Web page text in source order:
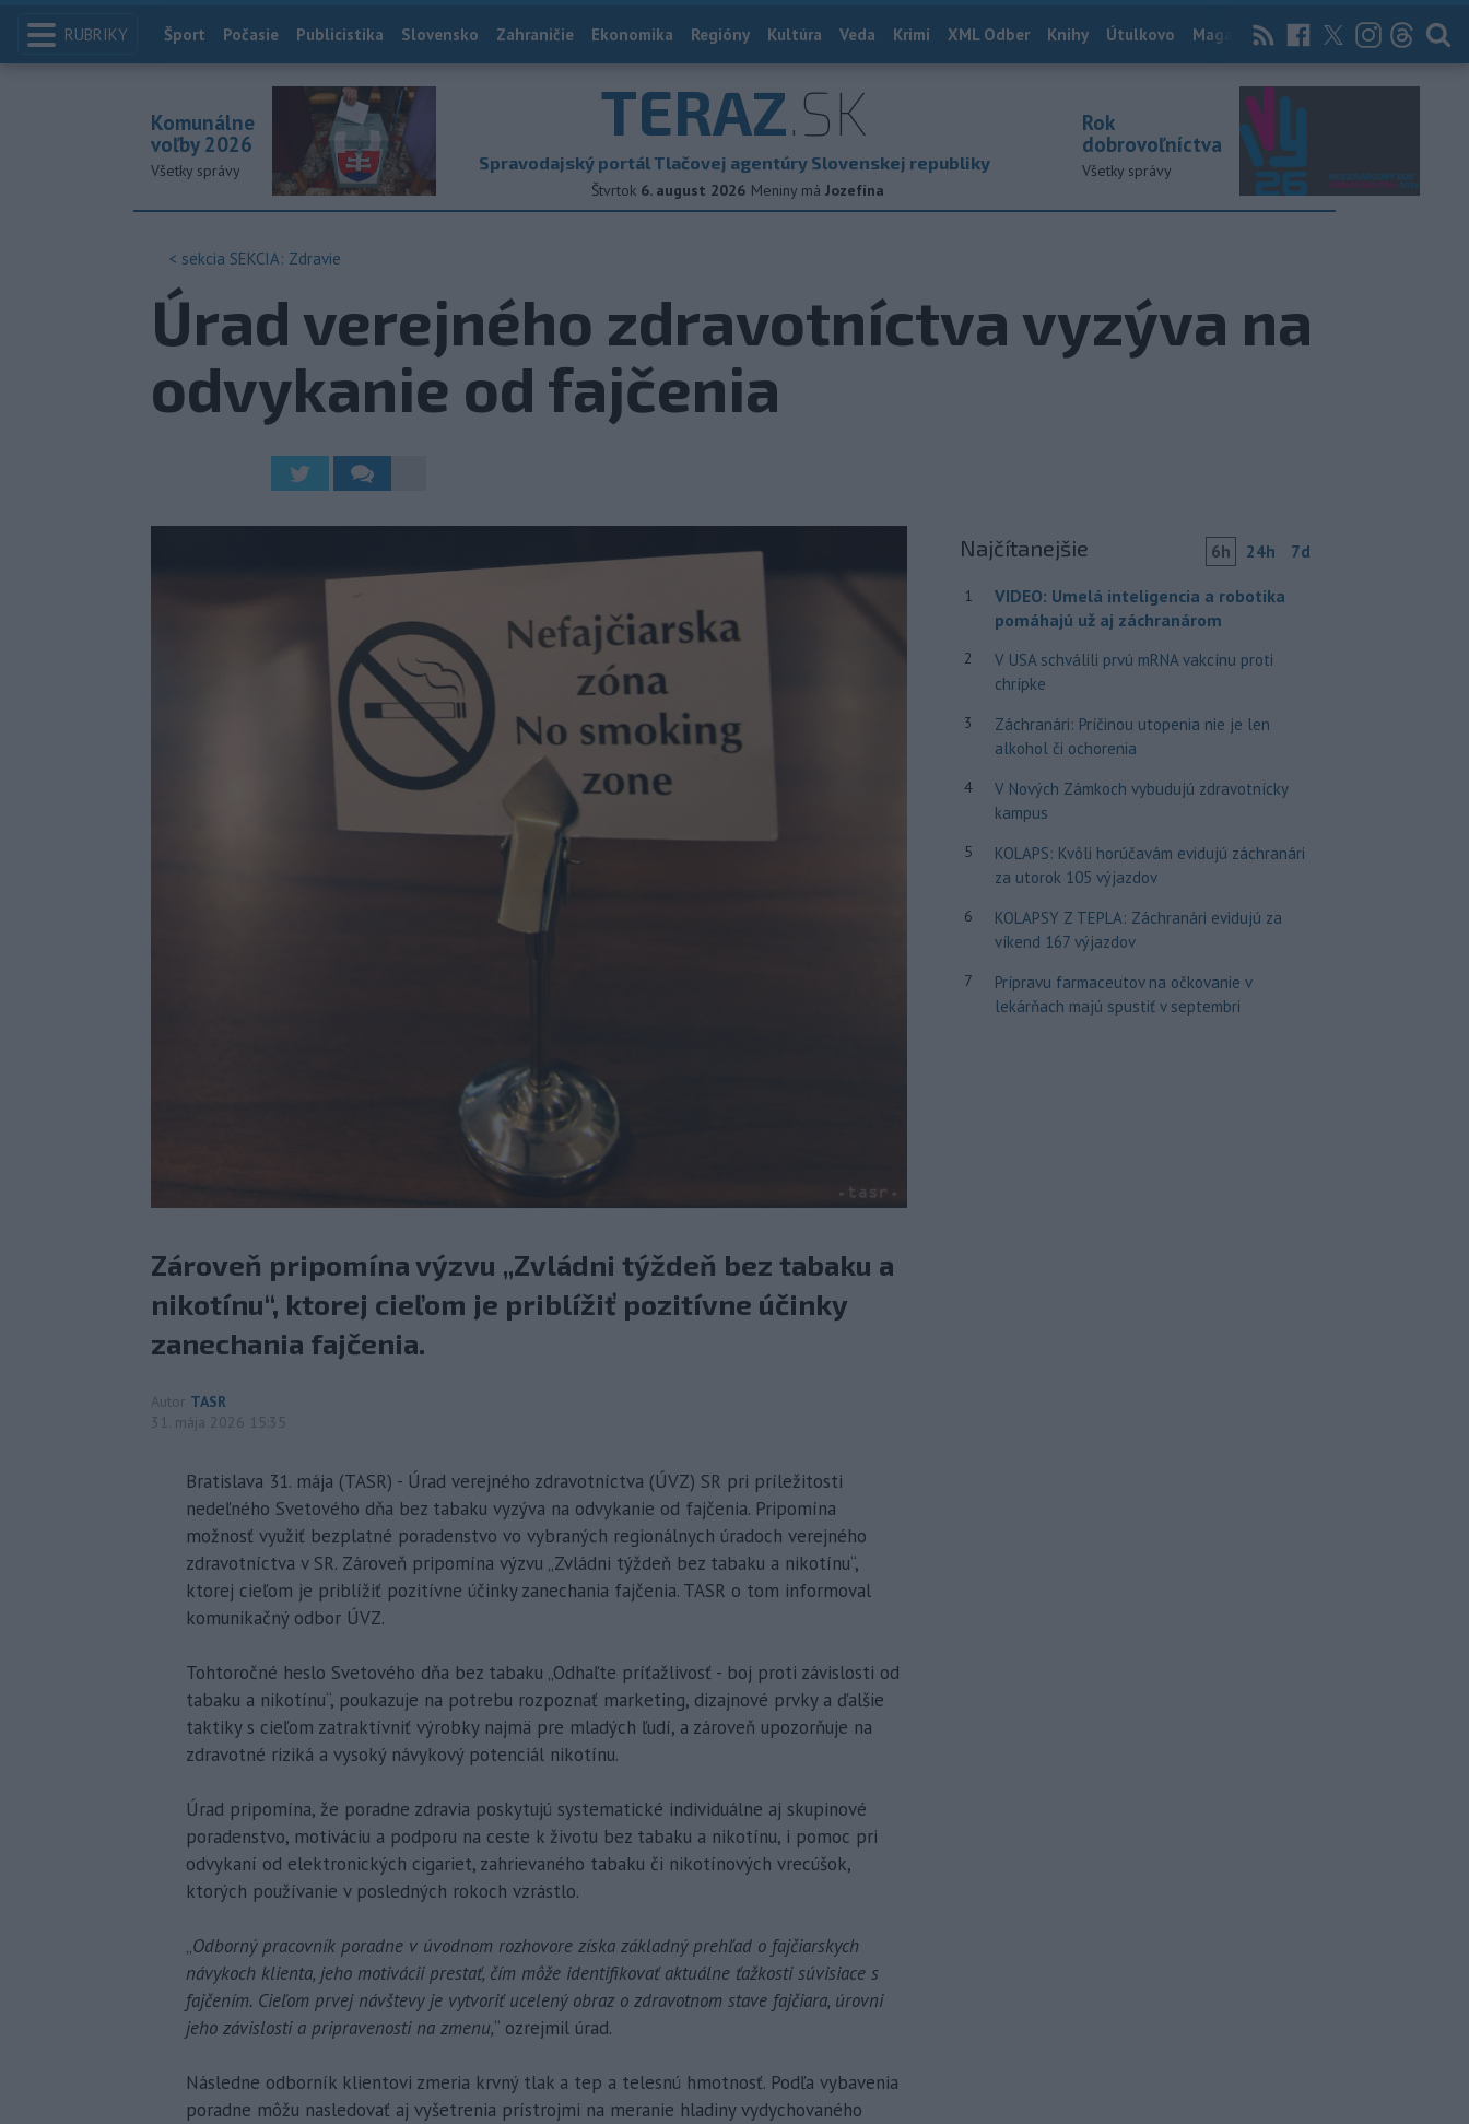
RUBRIKY Index
Šport Počasie Publicistika Slovensko Zahraničie Ekonomika Regióny Kultúra Veda Krimi XML Odber Knihy Útulkovo Magazín News Now Archív
TERAZ.SK
Spravodajský portál Tlačovej agentúry Slovenskej republiky
Štvrtok 6. august 2026 Meniny má Jozefína
Komunálne
voľby 2026
Všetky správy
Rok
dobrovoľníctva
Všetky správy
< sekcia SEKCIA: Zdravie
Úrad verejného zdravotníctva vyzýva na
odvykanie od fajčenia
Zároveň pripomína výzvu „Zvládni týždeň bez tabaku a
nikotínu“, ktorej cieľom je priblížiť pozitívne účinky
zanechania fajčenia.
Autor TASR
31. mája 2026 15:35
Bratislava 31. mája (TASR) - Úrad verejného zdravotníctva (ÚVZ) SR pri príležitosti
nedeľného Svetového dňa bez tabaku vyzýva na odvykanie od fajčenia. Pripomína
možnosť využiť bezplatné poradenstvo vo vybraných regionálnych úradoch verejného
zdravotníctva v SR. Zároveň pripomína výzvu „Zvládni týždeň bez tabaku a nikotínu“,
ktorej cieľom je priblížiť pozitívne účinky zanechania fajčenia. TASR o tom informoval
komunikačný odbor ÚVZ.
Tohtoročné heslo Svetového dňa bez tabaku „Odhaľte príťažlivosť - boj proti závislosti od
tabaku a nikotínu“, poukazuje na potrebu rozpoznať marketing, dizajnové prvky a ďalšie
taktiky s cieľom zatraktívniť výrobky najmä pre mladých ľudí, a zároveň upozorňuje na
zdravotné riziká a vysoký návykový potenciál nikotínu.
Úrad pripomína, že poradne zdravia poskytujú systematické individuálne aj skupinové
poradenstvo, motiváciu a podporu na ceste k životu bez tabaku a nikotínu, i pomoc pri
odvykaní od elektronických cigariet, zahrievaného tabaku či nikotínových vrecúšok,
ktorých používanie v posledných rokoch vzrástlo.
„Odborný pracovník poradne v úvodnom rozhovore získa základný prehľad o fajčiarskych
návykoch klienta, jeho motivácii prestať, čím môže identifikovať aktuálne ťažkosti súvisiace s
fajčením. Cieľom prvej návštevy je vytvoriť ucelený obraz o zdravotnom stave fajčiara, úrovni
jeho závislosti a pripravenosti na zmenu,“ ozrejmil úrad.
Následne odborník klientovi zmeria krvný tlak a tep a telesnú hmotnosť. Podľa vybavenia
poradne môžu nasledovať aj vyšetrenia prístrojmi na meranie hladiny vydychovaného
Najčítanejšie 6h 24h 7d
1
VIDEO: Umelá inteligencia a robotika
pomáhajú už aj záchranárom
2
V USA schválili prvú mRNA vakcínu proti
chrípke
3
Záchranári: Príčinou utopenia nie je len
alkohol či ochorenia
4
V Nových Zámkoch vybudujú zdravotnícky
kampus
5
KOLAPS: Kvôli horúčavám evidujú záchranári
za utorok 105 výjazdov
6
KOLAPSY Z TEPLA: Záchranári evidujú za
víkend 167 výjazdov
7
Prípravu farmaceutov na očkovanie v
lekárňach majú spustiť v septembri